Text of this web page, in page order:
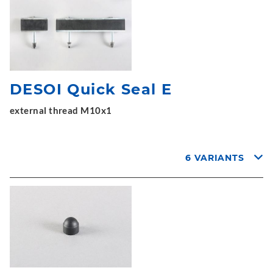
DESOI Quick Seal E
external thread M10x1
6 VARIANTS